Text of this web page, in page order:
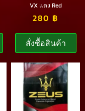
VX แดง Red
280 ฿
สั่งซื้อสินค้า